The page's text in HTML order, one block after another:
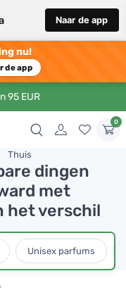
Naar de app
nu!
de app
95 EUR
0
Thuis
dingen
met
het verschil
Unisex parfums